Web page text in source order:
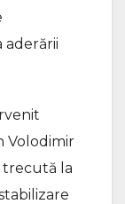
Volodimir
trecută la